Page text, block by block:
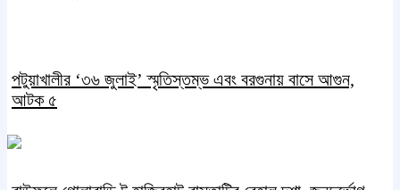
পটুয়াখালীর ‘৩৬ জুলাই’ স্মৃতিস্তম্ভ এবং বরগুনায় বাসে আগুন,
আটক ৫